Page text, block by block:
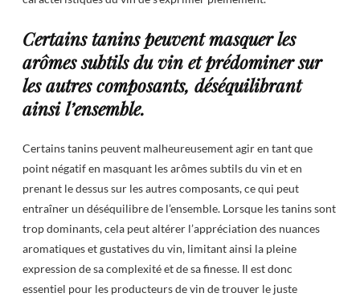
Certains tanins peuvent masquer les
arômes subtils du vin et prédominer sur
les autres composants, déséquilibrant
ainsi l’ensemble.
Certains tanins peuvent malheureusement agir en tant que
point négatif en masquant les arômes subtils du vin et en
prenant le dessus sur les autres composants, ce qui peut
entraîner un déséquilibre de l’ensemble. Lorsque les tanins sont
trop dominants, cela peut altérer l’appréciation des nuances
aromatiques et gustatives du vin, limitant ainsi la pleine
expression de sa complexité et de sa finesse. Il est donc
essentiel pour les producteurs de vin de trouver le juste